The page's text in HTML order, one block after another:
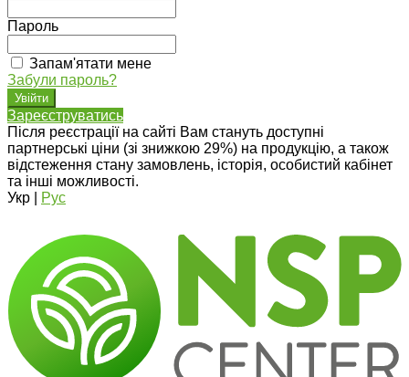
Пароль
Запам'ятати мене
Забули пароль?
Зареєструватись
Після реєстрації на сайті Вам стануть доступні
партнерські ціни (зі знижкою 29%) на продукцію, а також
відстеження стану замовлень, історія, особистий кабінет
та інші можливості.
Укр
Рус